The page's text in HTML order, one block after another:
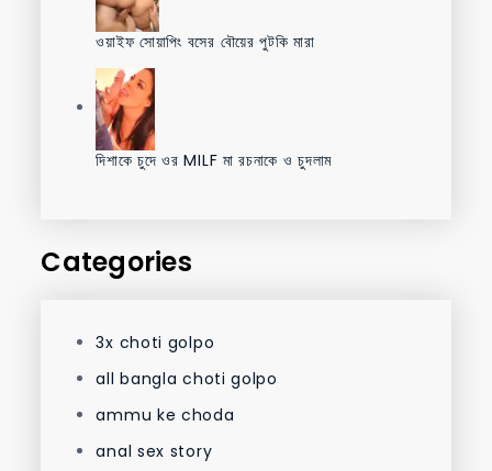
ওয়াইফ সোয়াপিং বসের বৌয়ের পুটকি মারা
দিশাকে চুদে ওর MILF মা রচনাকে ও চুদলাম
Categories
3x choti golpo
all bangla choti golpo
ammu ke choda
anal sex story